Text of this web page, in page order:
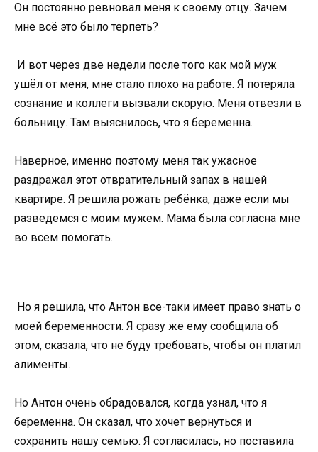
Он постоянно ревновал меня к своему отцу. Зачем
мне всё это было терпеть?
И вот через две недели после того как мой муж
ушёл от меня, мне стало плохо на работе. Я потеряла
сознание и коллеги вызвали скорую. Меня отвезли в
больницу. Там выяснилось, что я беременна.
Наверное, именно поэтому меня так ужасное
раздражал этот отвратительный запах в нашей
квартире. Я решила рожать ребёнка, даже если мы
разведемся с моим мужем. Мама была согласна мне
во всём помогать.
Но я решила, что Антон все-таки имеет право знать о
моей беременности. Я сразу же ему сообщила об
этом, сказала, что не буду требовать, чтобы он платил
алименты.
Но Антон очень обрадовался, когда узнал, что я
беременна. Он сказал, что хочет вернуться и
сохранить нашу семью. Я согласилась, но поставила